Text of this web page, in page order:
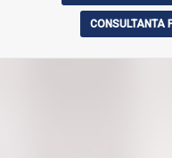
CONSULTANTA